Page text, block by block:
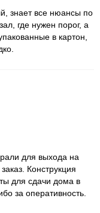
знает все нюансы по
где нужен порог, а
в картон,
для выхода на
Конструкция
для сдачи дома в
за оперативность.